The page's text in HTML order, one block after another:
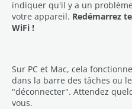
indiquer qu'il y a un
votre appareil. Redémarrez
WiFi !
Sur PC et Mac, cela
dans la barre des tâches ou
"déconnecter". Attendez
vous.